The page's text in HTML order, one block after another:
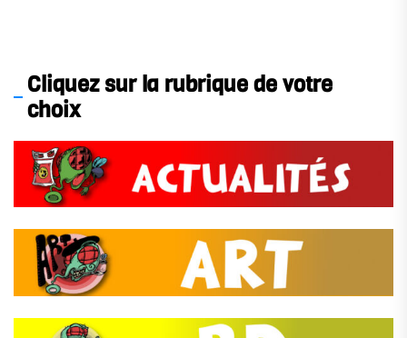
Cliquez sur la rubrique de votre
choix